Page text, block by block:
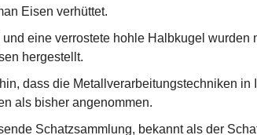
Eisen verhüttet.
eine verrostete hohle Halbkugel wurden
hergestellt.
dass die Metallverarbeitungstechniken in
als bisher angenommen.
Schatzsammlung, bekannt als der